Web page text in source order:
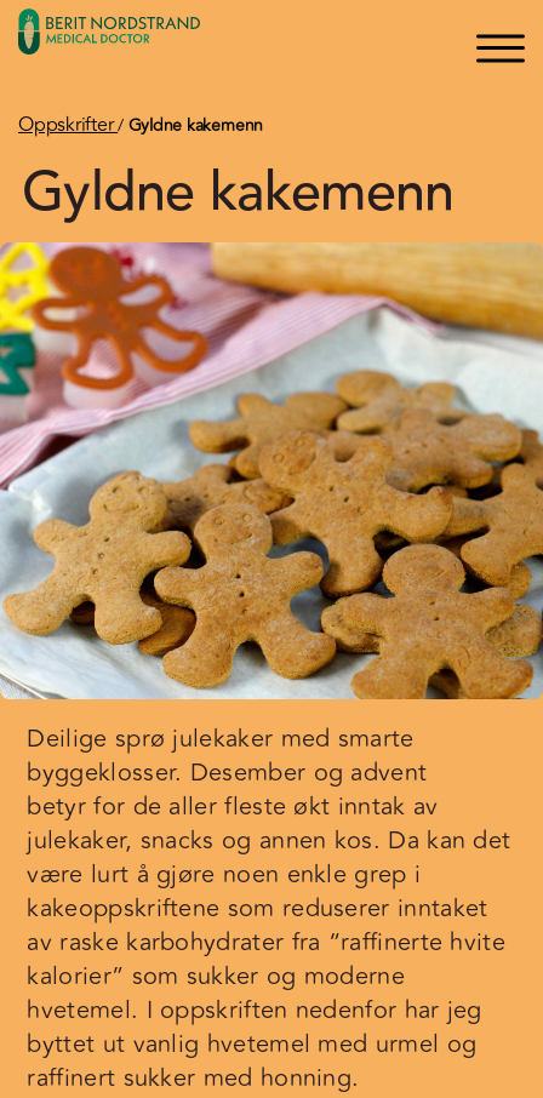
Søk ×
Bli medlem
Oppskrifter
Artikler
Kurs og Foredrag
Bøker
×
Oppskrifter/Gyldne kakemenn
Gyldne kakemenn
Deilige sprø julekaker med smarte
byggeklosser. Desember og advent
betyr for de aller fleste økt inntak av
julekaker, snacks og annen kos. Da kan det
være lurt å gjøre noen enkle grep i
kakeoppskriftene som reduserer inntaket
av raske karbohydrater fra “raffinerte hvite
kalorier” som sukker og moderne
hvetemel. I oppskriften nedenfor har jeg
byttet ut vanlig hvetemel med urmel og
raffinert sukker med honning.